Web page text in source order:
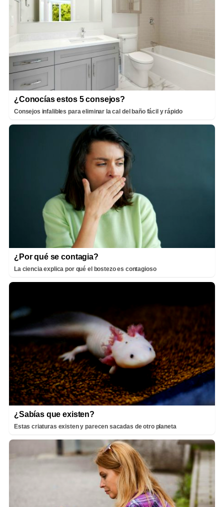
¿Conocías estos 5 consejos?
Consejos infalibles para eliminar la cal del baño fácil y rápido
¿Por qué se contagia?
La ciencia explica por qué el bostezo es contagioso
¿Sabías que existen?
Estas criaturas existen y parecen sacadas de otro planeta